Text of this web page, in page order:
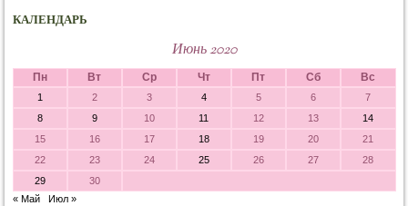
КАЛЕНДАРЬ
Июнь 2020
Пн Вт Ср Чт Пт Сб Вс
1 2 3 4 5 6
7
8
9 10 11 12 13
14
15
16 17 18 19 20
21
22
23 24 25 26 27
28
29
30
« Май
Июл »